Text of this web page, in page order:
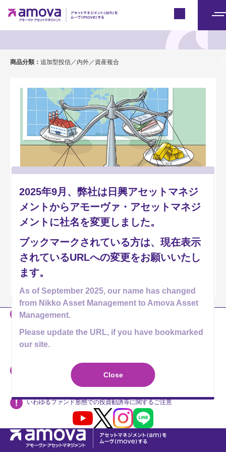
ュ
ファイン・ブレンド
商品分類： 追加型投信／内外／資産複合
ファイン・ブレンド（資産成長型）
ファイン・ブレンド（奇数月分配型）
当社のホームページには、投資者の皆様への情報提供などを目的とし
資料も掲載されております。販売会社の皆様は、それらを用いた当社
アモーヴァ・アセットマネジメントやその関係者を名乗る勧誘および
模倣サイトやなりすましアカウント・メールアドレスに関するご注意
いわゆるファンド形態での投資勧誘等に関するご注意
Youtube X InstagramLINE
2025年9月、弊社は日興アセットマネジ
メントからアモーヴァ・アセットマネジ
メントに社名を変更しました。
ブックマークされている方は、現在表示
されているURLへの変更をお願いいたし
ます。
As of September 2025, our name has changed
from Nikko Asset Management to Amova Asset
Management.
Please update the URL, if you have bookmarked
our site.
Close